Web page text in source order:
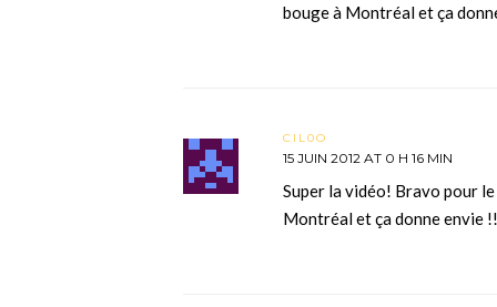
bouge à Montréal et ça
CIL0O
15 JUIN 2012 AT 0 H 16 MIN
Super la vidéo! Bravo pour
Montréal et ça donne envie !!